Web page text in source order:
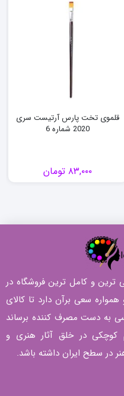
قلموی تخت پارس آرتیست سری
2020 شماره 6
۸۳,۰۰۰ تومان
ترین و کامل ترین فروشگاه در
سعی برآن دارد تا کالای
به دست مصرف کننده برساند
کوچکی در خلق آثار هنری و
در سطح ایران داشته باشد.